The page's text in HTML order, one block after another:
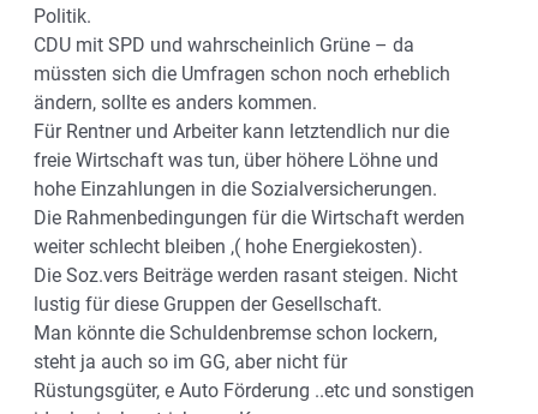
Politik.
CDU mit SPD und wahrscheinlich Grüne – da
müssten sich die Umfragen schon noch erheblich
ändern, sollte es anders kommen.
Für Rentner und Arbeiter kann letztendlich nur die
freie Wirtschaft was tun, über höhere Löhne und
hohe Einzahlungen in die Sozialversicherungen.
Die Rahmenbedingungen für die Wirtschaft werden
weiter schlecht bleiben ,( hohe Energiekosten).
Die Soz.vers Beiträge werden rasant steigen. Nicht
lustig für diese Gruppen der Gesellschaft.
Man könnte die Schuldenbremse schon lockern,
steht ja auch so im GG, aber nicht für
Rüstungsgüter, e Auto Förderung ..etc und sonstigen